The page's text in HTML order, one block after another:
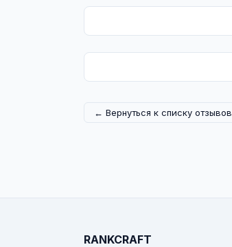
← Вернуться к списку отзывов
RANKCRAFT